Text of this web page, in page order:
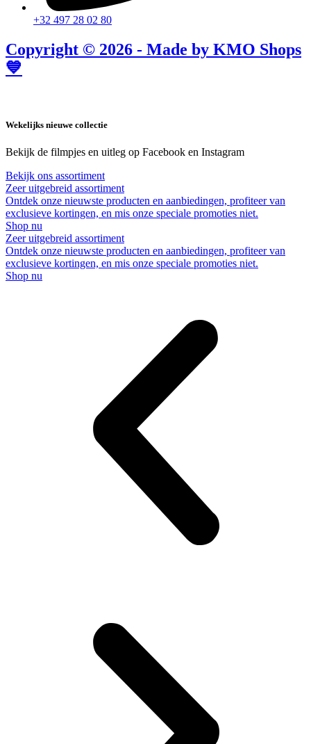
+32 497 28 02 80
Copyright © 2026 - Made by KMO Shops
💙
Wekelijks nieuwe collectie
Bekijk de filmpjes en uitleg op Facebook en Instagram
Bekijk ons assortiment
Zeer uitgebreid assortiment
Ontdek onze nieuwste producten en aanbiedingen, profiteer van
exclusieve kortingen, en mis onze speciale promoties niet.
Shop nu
Zeer uitgebreid assortiment
Ontdek onze nieuwste producten en aanbiedingen, profiteer van
exclusieve kortingen, en mis onze speciale promoties niet.
Shop nu